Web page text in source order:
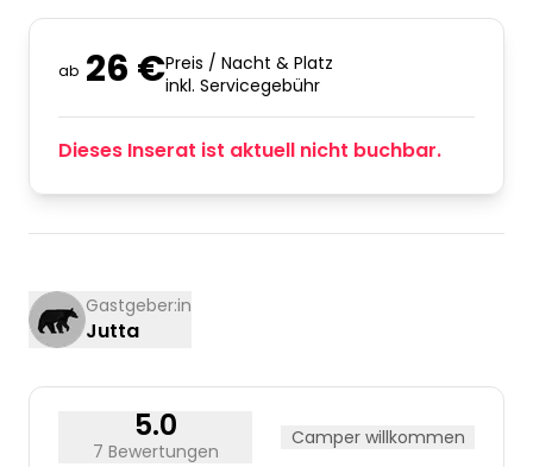
ab 26 €Preis / Nacht & Platz
inkl. Servicegebühr
Dieses Inserat ist aktuell nicht buchbar.
Gastgeber:in
Jutta
5.0
7 Bewertungen
Camper willkommen